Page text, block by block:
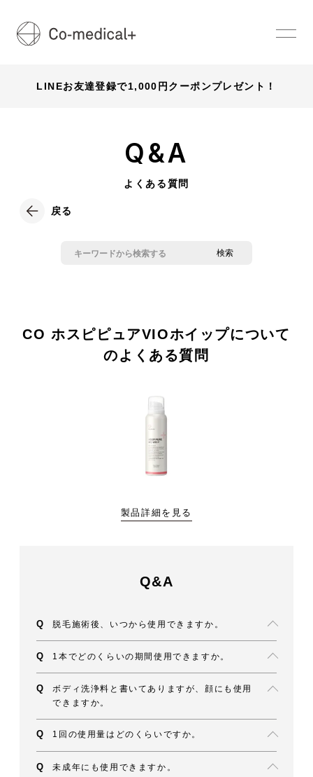
LINEお友達登録で1,000円クーポンプレゼント！
Q&A
よくある質問
戻る
CO ホスピピュアVIOホイップについて
のよくある質問
製品詳細を見る
Q&A
脱毛施術後、いつから使用できますか。
1本でどのくらいの期間使用できますか。
ボディ洗浄料と書いてありますが、顔にも使用
できますか。
1回の使用量はどのくらいですか。
未成年にも使用できますか。